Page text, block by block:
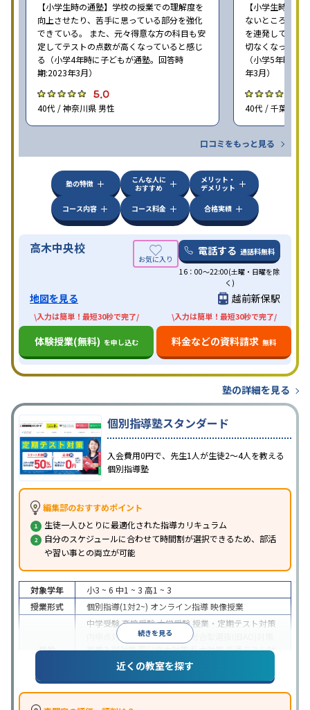
【小学生時の通塾】学校の授業での理解度を
向上させたり、苦手に思っている部分を強化
できている。 また、元々得意な方の科目も安
定してテストの点数が高くなっていると感じ
る（小学4年時に子どもが通塾。回答時
期:2023年3月）
5.0
40代 / 神奈川県 男性
【小学生時の通
ないところがあ
を連発していた
切なくなった。
（小学5年時に
年3月）
40代 / 千葉県 女
口コミをもっと見る
塾の特徴
こんな人に
おすすめ
メリット・
デメリット
コース内容
コース料金 合格実績
高木中央校 電話する 通話料無料
16：00〜22:00(土曜・日曜を除
く)
地図を見る 越前新保駅
\入力は簡単！最短30秒で完了/
体験授業(無料) を申し込む
\入力は簡単！最短30秒で完了/
料金などの資料請求 無料
塾の詳細を見る
個別指導塾スタンダード
入会費用0円で、先生1人が生徒2〜4人を教える
個別指導塾
編集部のおすすめポイント
生徒一人ひとりに最適化された指導カリキュラム
自分のスケジュールに合わせて時間割が選択できるため、部活
や習い事との両立が可能
続きを見る
対象学年 小3 ~ 6 中1 ~ 3 高1 ~ 3
授業形式
個別指導(1対2~) オンライン指導映像授業
目的
中学受験高校受験大学受験 授業・定期テスト対策
内申点対策
学習習慣の定着
総合型選抜(旧AO)対策
推薦入試対策国公立大対策私大対策共通テスト対
英検(英語検定)対策漢検(漢字検定)対策
中高一貫校生に対応授業の振替可能不登校生に対
応
学習にPC・タブレットを利用
近くの教室を探す